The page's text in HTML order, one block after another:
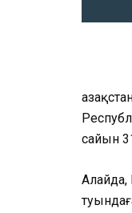
сайын
Алайда,